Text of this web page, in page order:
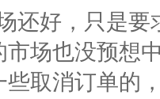
还好，只是
市场也没预想
些取消订单的